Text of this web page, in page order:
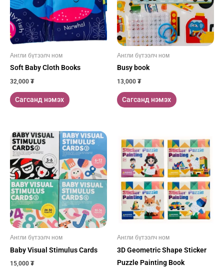
Англи бүтээлч ном
Soft Baby Cloth Books
32,000 ₮
Сагсанд нэмэх
Англи бүтээлч ном
Busy book
13,000 ₮
Сагсанд нэмэх
Англи бүтээлч ном
Baby Visual Stimulus Cards
15,000 ₮
Англи бүтээлч ном
3D Geometric Shape Sticker
Puzzle Painting Book